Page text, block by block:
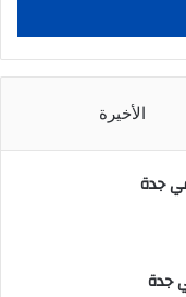
الأخيرة
جدة
جدة